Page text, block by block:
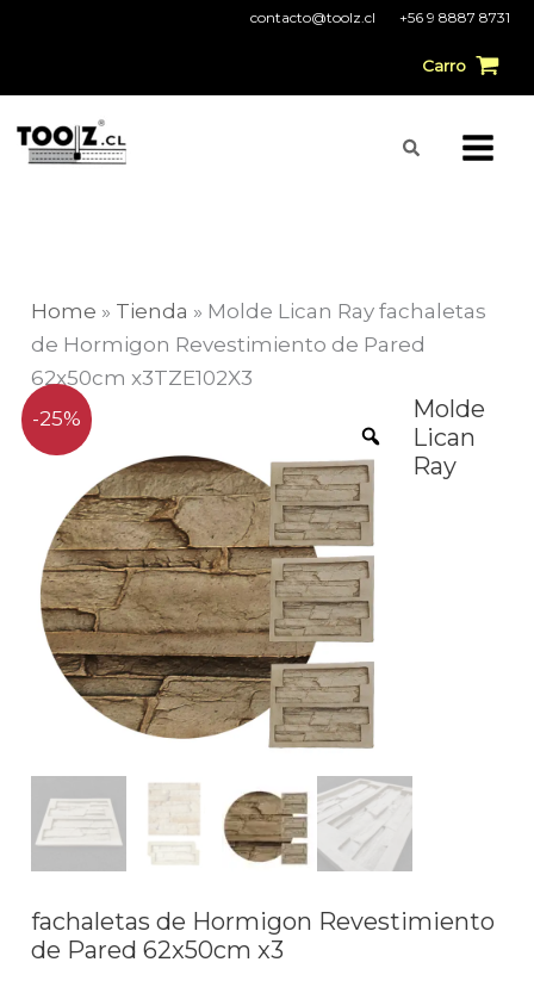
contacto@toolz.cl +56 9 8887 8731
Carro
Buscar
Home » Tienda » Molde Lican Ray fachaletas
de Hormigon Revestimiento de Pared
62x50cm x3TZE102X3
-25%
Molde
Lican
Ray
fachaletas de Hormigon Revestimiento
de Pared 62x50cm x3
original
era:
$166.362.
precio
actual
es:
$125.000.
Molde
Lican
fachaletas
de
Hormigon
Revestimiento
de
Pared
62x50cm
x3TZE102X3
cantidad